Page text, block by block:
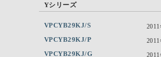
Yシリーズ
VPCYB29KJ/S
VPCYB29KJ/P
VPCYB29KJ/G